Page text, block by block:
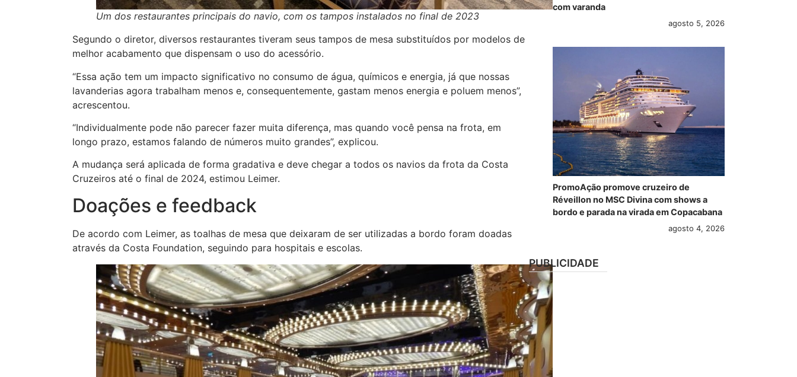
Um dos restaurantes principais do navio, com os tampos instalados no final de 2023
Segundo o diretor, diversos restaurantes tiveram seus tampos de mesa substituídos por modelos de
melhor acabamento que dispensam o uso do acessório.
“Essa ação tem um impacto significativo no consumo de água, químicos e energia, já que nossas
lavanderias agora trabalham menos e, consequentemente, gastam menos energia e poluem menos”,
acrescentou.
“Individualmente pode não parecer fazer muita diferença, mas quando você pensa na frota, em
longo prazo, estamos falando de números muito grandes”, explicou.
A mudança será aplicada de forma gradativa e deve chegar a todos os navios da frota da Costa
Cruzeiros até o final de 2024, estimou Leimer.
Doações e feedback
De acordo com Leimer, as toalhas de mesa que deixaram de ser utilizadas a bordo foram doadas
através da Costa Foundation, seguindo para hospitais e escolas.
com varanda
agosto 5, 2026
PromoAção promove cruzeiro de
Réveillon no MSC Divina com shows a
bordo e parada na virada em Copacabana
agosto 4, 2026
PUBLICIDADE